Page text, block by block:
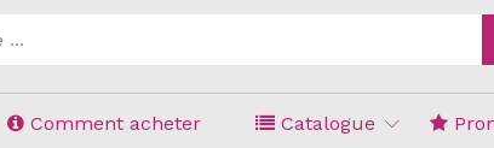
Comment acheter Catalogue